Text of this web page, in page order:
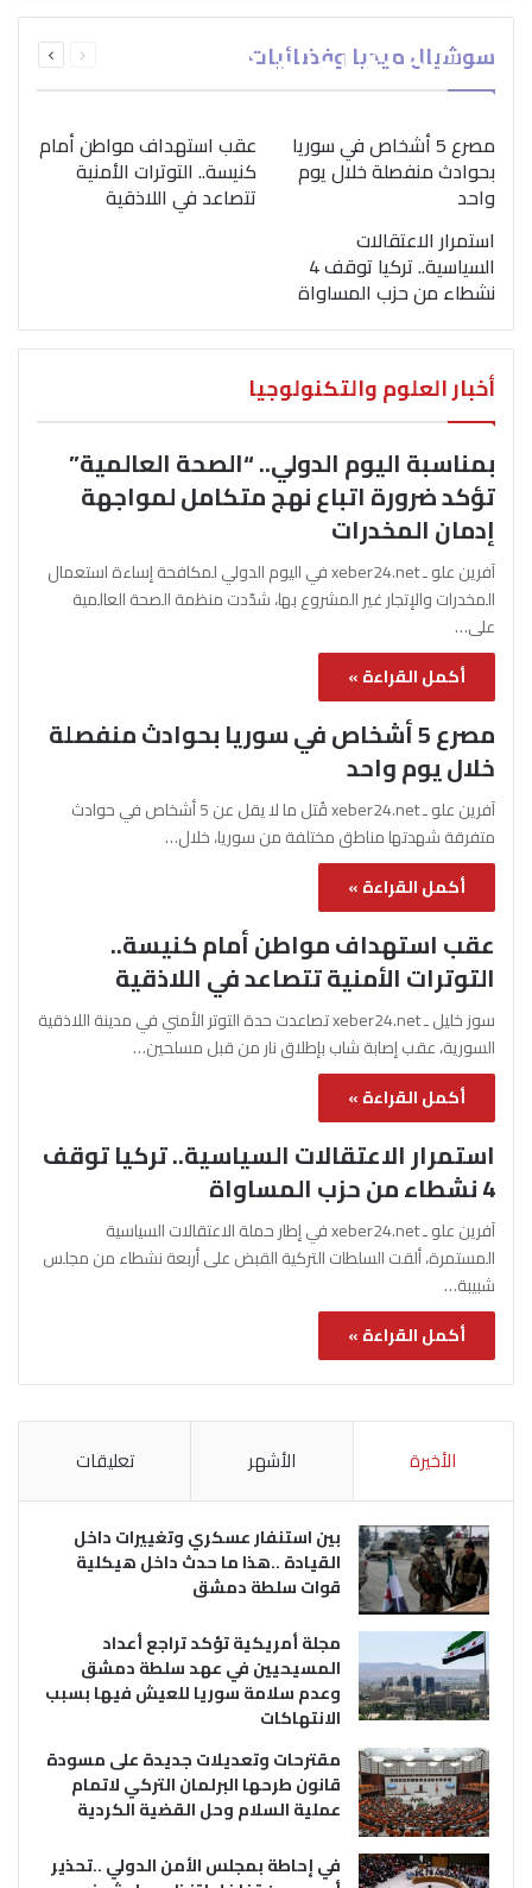
سوشيال ميديا وفضائيات الصفحةالصفحة
بمناسبة اليوم الدولي..
“الصحة العالمية” تؤكد
ضرورة اتباع نهج متكامل
لمواجهة إدمان المخدرات
مصرع 5 أشخاص في سوريا
بحوادث منفصلة خلال يوم
واحد
عقب استهداف مواطن أمام
كنيسة.. التوترات الأمنية
تتصاعد في اللاذقية
استمرار الاعتقالات
السياسية.. تركيا توقف 4
نشطاء من حزب المساواة
أخبار العلوم والتكنولوجيا
بمناسبة اليوم الدولي.. “الصحة العالمية”
تؤكد ضرورة اتباع نهج متكامل لمواجهة
إدمان المخدرات
آفرين علو ـ xeber24.net في اليوم الدولي لمكافحة إساءة استعمال
المخدرات والإتجار غير المشروع بها، شدّدت منظمة الصحة العالمية
على…
أكمل القراءة »
مصرع 5 أشخاص في سوريا بحوادث منفصلة
خلال يوم واحد
آفرين علو ـ xeber24.net قُتل ما لا يقل عن 5 أشخاص في حوادث
متفرقة شهدتها مناطق مختلفة من سوريا، خلال…
أكمل القراءة »
عقب استهداف مواطن أمام كنيسة..
التوترات الأمنية تتصاعد في اللاذقية
سوز خليل ـ xeber24.net تصاعدت حدة التوتر الأمني في مدينة اللاذقية
السورية، عقب إصابة شاب بإطلاق نار من قبل مسلحين…
أكمل القراءة »
استمرار الاعتقالات السياسية.. تركيا توقف
4 نشطاء من حزب المساواة
آفرين علو ـ xeber24.net في إطار حملة الاعتقالات السياسية
المستمرة، ألقت السلطات التركية القبض على أربعة نشطاء من مجلس
شبيبة…
أكمل القراءة »
الأخيرة الأشهر تعليقات
بين استنفار عسكري وتغييرات داخل
القيادة ..هذا ما حدث داخل هيكلية
قوات سلطة دمشق
مجلة أمريكية تؤكد تراجع أعداد
المسيحيين في عهد سلطة دمشق
وعدم سلامة سوريا للعيش فيها بسبب
الانتهاكات
مقترحات وتعديلات جديدة على مسودة
قانون طرحها البرلمان التركي لاتمام
عملية السلام وحل القضية الكردية
في إحاطة بمجلس الأمن الدولي ..تحذير